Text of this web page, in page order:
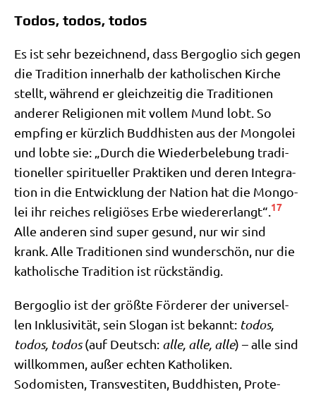
Todos, todos, todos
Es ist sehr bezeich­nend, dass Berg­o­glio sich gegen
die Tra­di­ti­on inner­halb der katho­li­schen Kir­che
stellt, wäh­rend er gleich­zei­tig die Tra­di­tio­nen
ande­rer Reli­gio­nen mit vol­lem Mund lobt. So
emp­fing er kürz­lich Bud­dhi­sten aus der Mon­go­lei
und lob­te sie: „Durch die Wie­der­be­le­bung tra­di­
tio­nel­ler spi­ri­tu­el­ler Prak­ti­ken und deren Inte­gra­
ti­on in die Ent­wick­lung der Nati­on hat die Mon­go­
lei ihr rei­ches reli­giö­ses Erbe wie­der­erlangt“.17
Alle ande­ren sind super gesund, nur wir sind
krank. Alle Tra­di­tio­nen sind wun­der­schön, nur die
katho­li­sche Tra­di­ti­on ist rückständig.
Berg­o­glio ist der größ­te För­de­rer der uni­ver­sel­
len Inklu­si­vi­tät, sein Slo­gan ist bekannt: todos,
todos, todos(auf Deutsch: alle, alle, alle) – alle sind
will­kom­men, außer ech­ten Katho­li­ken.
Sodo­mi­sten, Trans­ve­sti­ten, Bud­dhi­sten, Pro­te­